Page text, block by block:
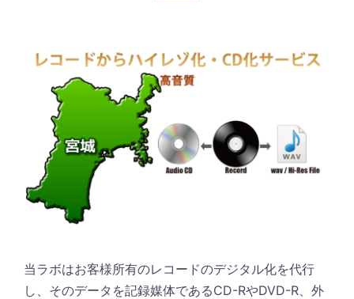
当ラボはお客様所有のレコードのデジタル化を代行
し、そのデータを記録媒体であるCD-RやDVD-R、外